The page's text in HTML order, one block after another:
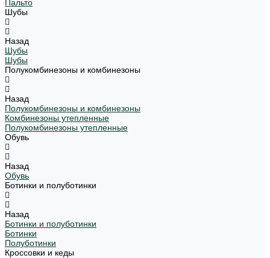
Пальто
Шубы
Назад
Шубы
Шубы
Полукомбинезоны и комбинезоны
Назад
Полукомбинезоны и комбинезоны
Комбинезоны утепленные
Полукомбинезоны утепленные
Обувь
Назад
Обувь
Ботинки и полуботинки
Назад
Ботинки и полуботинки
Ботинки
Полуботинки
Кроссовки и кеды